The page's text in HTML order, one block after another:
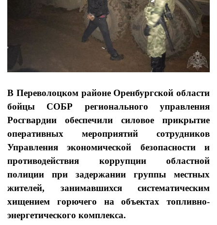
В Переволоцком районе Оренбургской области
бойцы СОБР регионального управления
Росгвардии обеспечили силовое прикрытие
оперативных мероприятий сотрудников
Управления экономической безопасности и
противодействия коррупции областной
полиции при задержании группы местных
жителей, занимавшихся систематическим
хищением горючего на объектах топливно-
энергетического комплекса.